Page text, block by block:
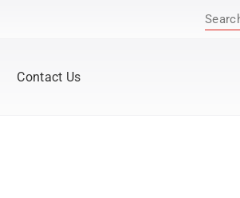
Contact Us